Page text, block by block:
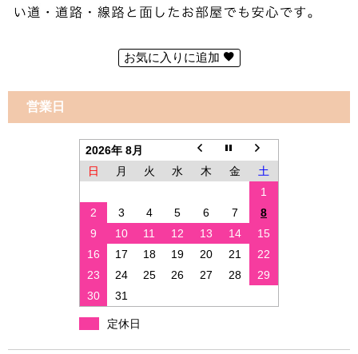
お気に入りに追加
営業日
2026年 8月
日
月 火 水 木 金
土
1
2
3 4 5 6 7
8
9
10 11 12 13 14
15
16
17 18 19 20 21
22
23
24 25 26 27 28
29
30
31
定休日